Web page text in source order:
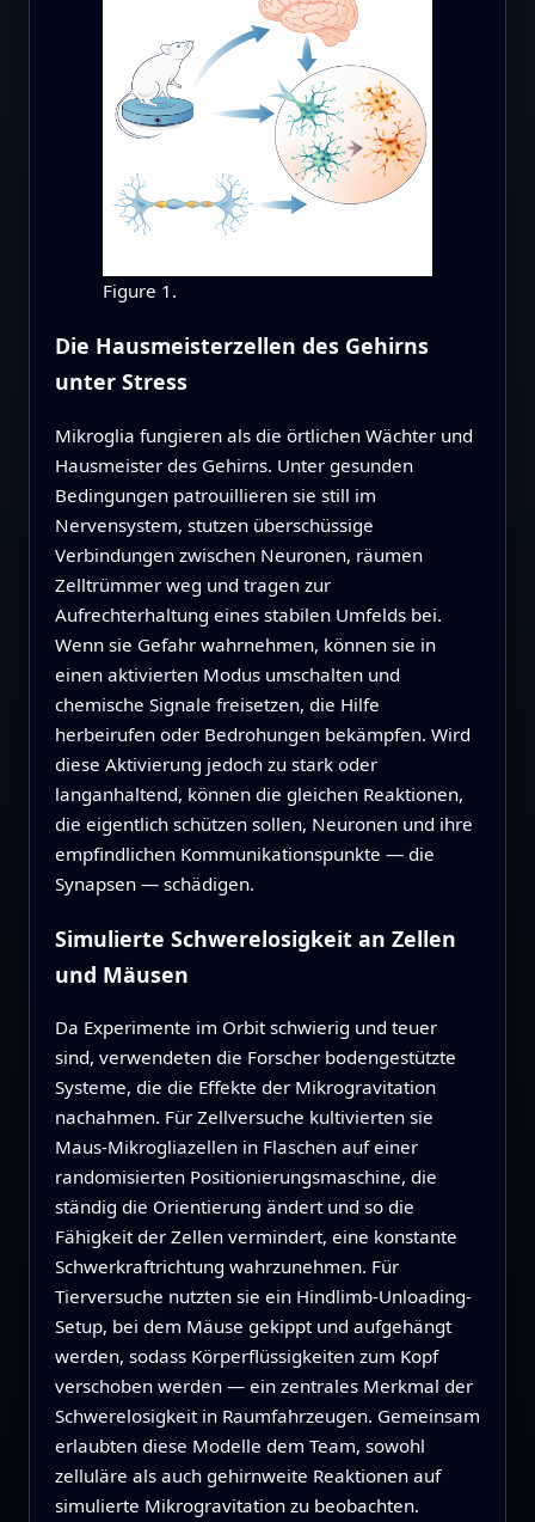
Figure 1.
Die Hausmeisterzellen des Gehirns
unter Stress
Mikroglia fungieren als die örtlichen Wächter und
Hausmeister des Gehirns. Unter gesunden
Bedingungen patrouillieren sie still im
Nervensystem, stutzen überschüssige
Verbindungen zwischen Neuronen, räumen
Zelltrümmer weg und tragen zur
Aufrechterhaltung eines stabilen Umfelds bei.
Wenn sie Gefahr wahrnehmen, können sie in
einen aktivierten Modus umschalten und
chemische Signale freisetzen, die Hilfe
herbeirufen oder Bedrohungen bekämpfen. Wird
diese Aktivierung jedoch zu stark oder
langanhaltend, können die gleichen Reaktionen,
die eigentlich schützen sollen, Neuronen und ihre
empfindlichen Kommunikationspunkte — die
Synapsen — schädigen.
Simulierte Schwerelosigkeit an Zellen
und Mäusen
Da Experimente im Orbit schwierig und teuer
sind, verwendeten die Forscher bodengestützte
Systeme, die die Effekte der Mikrogravitation
nachahmen. Für Zellversuche kultivierten sie
Maus-Mikrogliazellen in Flaschen auf einer
randomisierten Positionierungsmaschine, die
ständig die Orientierung ändert und so die
Fähigkeit der Zellen vermindert, eine konstante
Schwerkraftrichtung wahrzunehmen. Für
Tierversuche nutzten sie ein Hindlimb-Unloading-
Setup, bei dem Mäuse gekippt und aufgehängt
werden, sodass Körperflüssigkeiten zum Kopf
verschoben werden — ein zentrales Merkmal der
Schwerelosigkeit in Raumfahrzeugen. Gemeinsam
erlaubten diese Modelle dem Team, sowohl
zelluläre als auch gehirnweite Reaktionen auf
simulierte Mikrogravitation zu beobachten.